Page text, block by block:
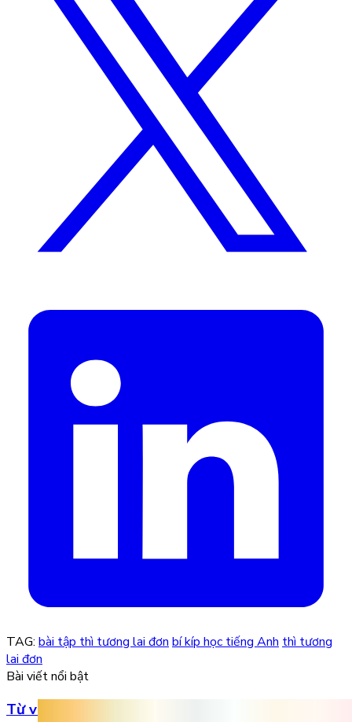
TAG: bài tập thì tương lai đơn bí kíp học tiếng Anh thì tương
lai đơn
Bài viết nổi bật
Từ vựng Halloween tiếng Anh: Chuẩn bị cho mùa